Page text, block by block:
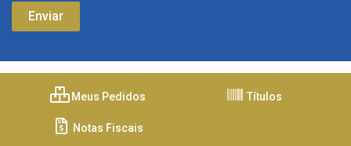
Meus Pedidos Títulos
Notas Fiscais